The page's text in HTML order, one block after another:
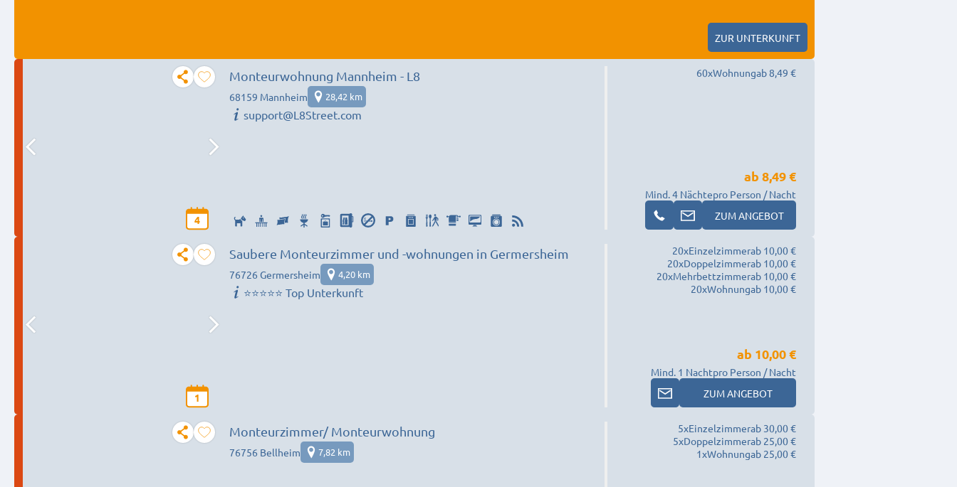
ZUR UNTERKUNFT
4
Monteurwohnung Mannheim - L8
68159 Mannheim 28,42 km
support@L8Street.com
60xWohnungab 8,49 €
Mind. 4 Nächte
ab 8,49 €
pro Person / Nacht
ZUM ANGEBOT
1
Saubere Monteurzimmer und -wohnungen in Germersheim
76726 Germersheim 4,20 km
⭐⭐⭐⭐⭐ Top Unterkunft
20xEinzelzimmerab 10,00 €
20xDoppelzimmerab 10,00 €
20xMehrbettzimmerab 10,00 €
20xWohnungab 10,00 €
Mind. 1 Nacht
ab 10,00 €
pro Person / Nacht
ZUM ANGEBOT
Monteurzimmer/ Monteurwohnung
76756 Bellheim 7,82 km
5xEinzelzimmerab 30,00 €
5xDoppelzimmerab 25,00 €
1xWohnungab 25,00 €